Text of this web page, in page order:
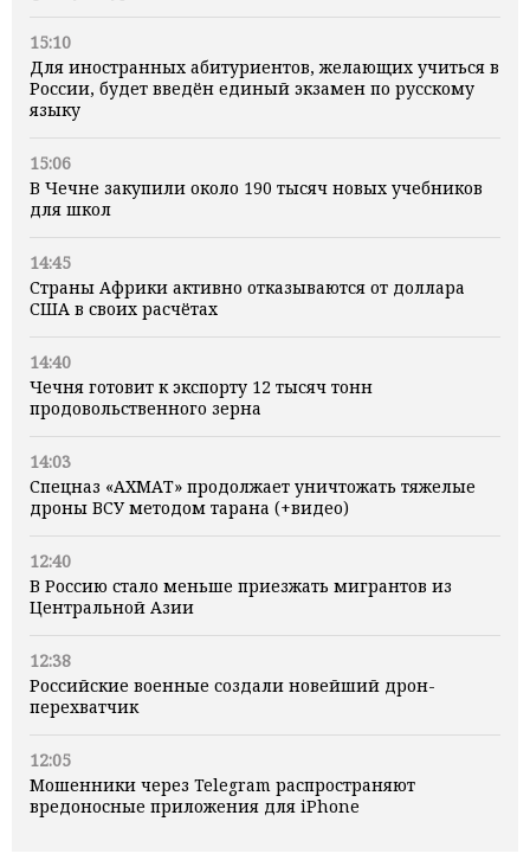
15:10
Для иностранных абитуриентов, желающих учиться в
России, будет введён единый экзамен по русскому
языку
15:06
В Чечне закупили около 190 тысяч новых учебников
для школ
14:45
Страны Африки активно отказываются от доллара
США в своих расчётах
14:40
Чечня готовит к экспорту 12 тысяч тонн
продовольственного зерна
14:03
Спецназ «АХМАТ» продолжает уничтожать тяжелые
дроны ВСУ методом тарана (+видео)
12:40
В Россию стало меньше приезжать мигрантов из
Центральной Азии
12:38
Российские военные создали новейший дрон-
перехватчик
12:05
Мошенники через Telegram распространяют
вредоносные приложения для iPhone